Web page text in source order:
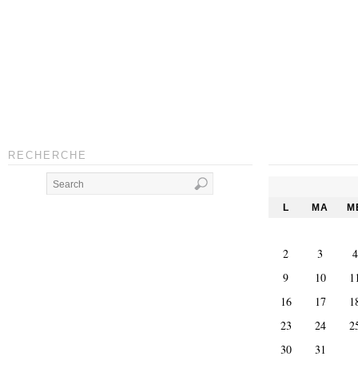
RECHERCHE
L MA
2 3
4
9
10
16
17
23
24
30
31